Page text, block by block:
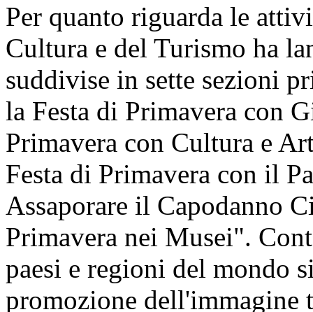
Per quanto riguarda le
Cultura e del Turismo ha
suddivise in sette sezioni
la Festa di Primavera con
Primavera con Cultura e
Festa di Primavera con il
Assaporare il Capodanno
Primavera nei Musei".
paesi e regioni del mondo
promozione dell'immagine